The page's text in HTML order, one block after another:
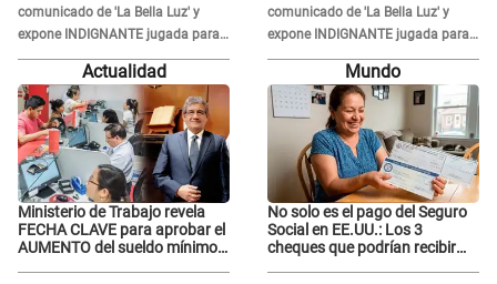
comunicado de 'La Bella Luz' y
expone INDIGNANTE jugada para
DEFENDER a director: "Que he
tenido algo..."
comunicado de 'La Bella Luz' y
expone INDIGNANTE jugada para
DEFENDER a director: "Que he
tenido algo..."
Actualidad
Ministerio de Trabajo revela
FECHA CLAVE para aprobar el
AUMENTO del sueldo mínimo:
Mundo
No solo es el pago del Seguro
Social en EE.UU.: Los 3
cheques que podrían recibir